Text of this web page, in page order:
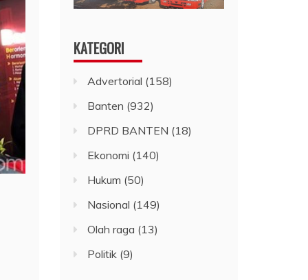
KATEGORI
Advertorial (158)
Banten (932)
DPRD BANTEN (18)
Ekonomi (140)
Hukum (50)
Nasional (149)
Olah raga (13)
Politik (9)